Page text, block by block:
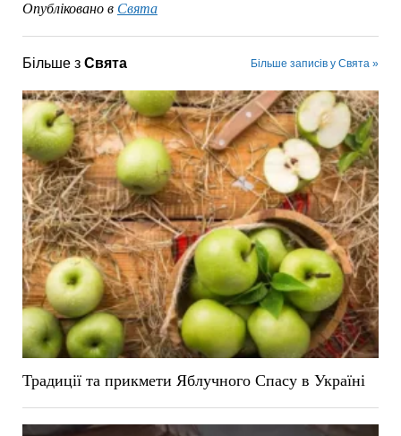
Опубліковано в Свята
Більше з Свята Більше записів у Свята »
Традиції та прикмети Яблучного Спасу в Україні